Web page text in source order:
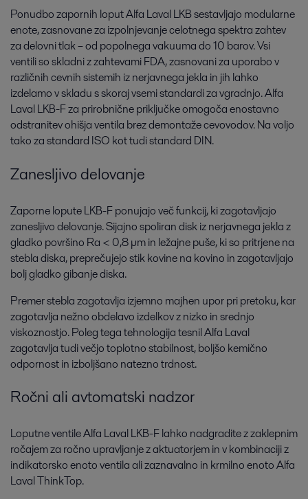
Ponudbo zapornih loput Alfa Laval LKB sestavljajo modularne
enote, zasnovane za izpolnjevanje celotnega spektra zahtev
za delovni tlak – od popolnega vakuuma do 10 barov. Vsi
ventili so skladni z zahtevami FDA, zasnovani za uporabo v
različnih cevnih sistemih iz nerjavnega jekla in jih lahko
izdelamo v skladu s skoraj vsemi standardi za vgradnjo. Alfa
Laval LKB-F za prirobnične priključke omogoča enostavno
odstranitev ohišja ventila brez demontaže cevovodov. Na voljo
tako za standard ISO kot tudi standard DIN.
Zanesljivo delovanje
Zaporne lopute LKB-F ponujajo več funkcij, ki zagotavljajo
zanesljivo delovanje. Sijajno spoliran disk iz nerjavnega jekla z
gladko površino Ra < 0,8 µm in ležajne puše, ki so pritrjene na
stebla diska, preprečujejo stik kovine na kovino in zagotavljajo
bolj gladko gibanje diska.
Premer stebla zagotavlja izjemno majhen upor pri pretoku, kar
zagotavlja nežno obdelavo izdelkov z nizko in srednjo
viskoznostjo. Poleg tega tehnologija tesnil Alfa Laval
zagotavlja tudi večjo toplotno stabilnost, boljšo kemično
odpornost in izboljšano natezno trdnost.
Ročni ali avtomatski nadzor
Loputne ventile Alfa Laval LKB-F lahko nadgradite z zaklepnim
ročajem za ročno upravljanje z aktuatorjem in v kombinaciji z
indikatorsko enoto ventila ali zaznavalno in krmilno enoto Alfa
Laval ThinkTop.